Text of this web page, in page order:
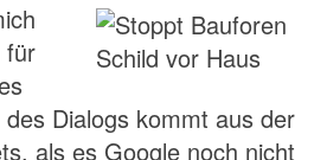
für
Dialogs kommt aus der
als es Google noch nicht